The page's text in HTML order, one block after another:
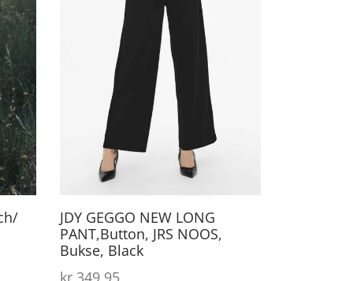
på
JDY GEGGO NEW LONG
PANT,Button, JRS NOOS,
Bukse, Black
kr 349,95